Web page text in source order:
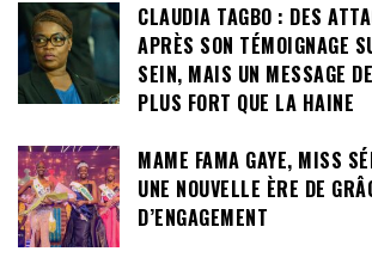
CLAUDIA TAGBO : DES
APRÈS SON TÉMOIGNAGE
SEIN, MAIS UN MESSAGE
PLUS FORT QUE LA HAINE
MAME FAMA GAYE, MISS
UNE NOUVELLE ÈRE DE
D’ENGAGEMENT